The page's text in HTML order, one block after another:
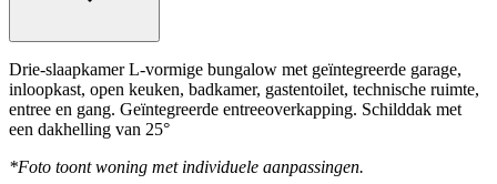
Drie-slaapkamer L-vormige bungalow met geïntegreerde garage,
inloopkast, open keuken, badkamer, gastentoilet, technische ruimte,
entree en gang. Geïntegreerde entreeoverkapping. Schilddak met
een dakhelling van 25°
*Foto toont woning met individuele aanpassingen.